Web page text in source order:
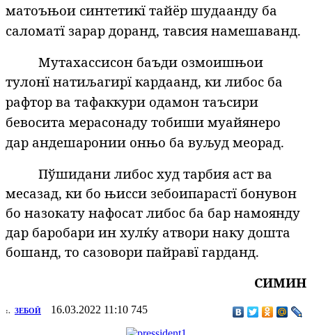
матоъњои синтетикї тайёр шудаанду ба
саломатї зарар доранд, тавсия намешаванд.
Мутахассисон баъди озмоишњои
тулонї натиљагирї кардаанд, ки либос ба
рафтор ва тафаккури одамон таъсири
бевосита мерасонаду тобиши муайянеро
дар андешаронии онњо ба вуљуд меорад.
Пўшидани либос худ тарбия аст ва
месазад, ки бо њисси зебоипарастї бонувон
бо назокату нафосат либос ба бар намоянду
дар баробари ин хулќу атвори наку дошта
бошанд, то сазовори пайравї гарданд.
СИМИН
:. ЗЕБОӢ 16.03.2022 11:10 745